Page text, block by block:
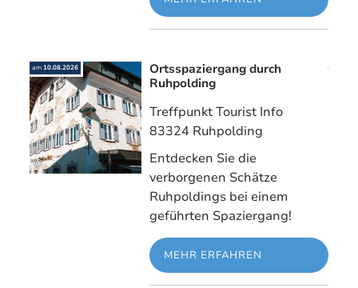
©
Ortsspaziergang durch
Ruhpolding
Treffpunkt Tourist Info
83324 Ruhpolding
Entdecken Sie die
verborgenen Schätze
Ruhpoldings bei einem
geführten Spaziergang!
MEHR ERFAHREN
am10.08.2026